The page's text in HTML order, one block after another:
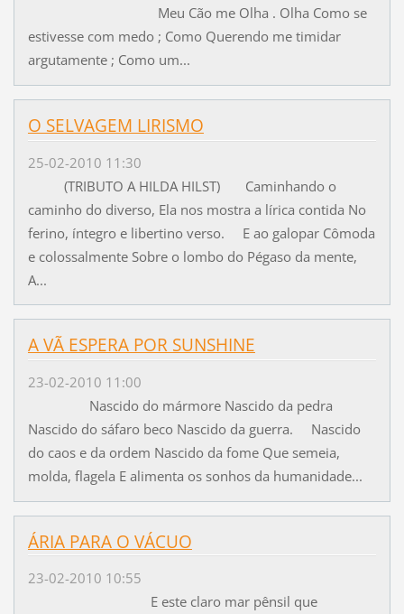
Meu Cão me Olha . Olha Como se
estivesse com medo ; Como Querendo me timidar
argutamente ; Como um...
O SELVAGEM LIRISMO
25-02-2010 11:30
(TRIBUTO A HILDA HILST) Caminhando o
caminho do diverso, Ela nos mostra a lírica contida No
ferino, íntegro e libertino verso. E ao galopar Cômoda
e colossalmente Sobre o lombo do Pégaso da mente,
A...
A VÃ ESPERA POR SUNSHINE
23-02-2010 11:00
Nascido do mármore Nascido da pedra
Nascido do sáfaro beco Nascido da guerra. Nascido
do caos e da ordem Nascido da fome Que semeia,
molda, flagela E alimenta os sonhos da humanidade...
ÁRIA PARA O VÁCUO
23-02-2010 10:55
E este claro mar pênsil que